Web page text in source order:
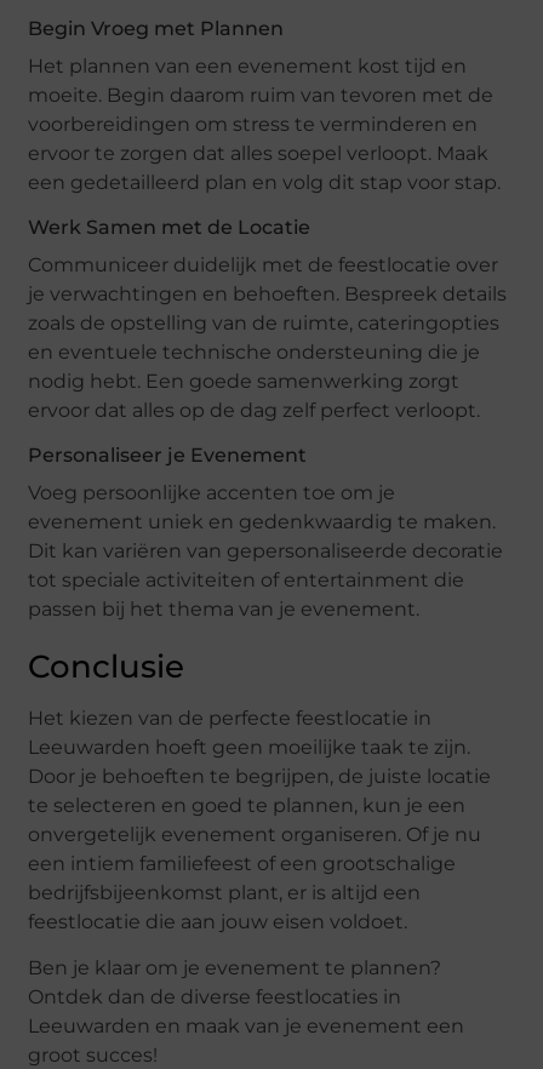
Begin Vroeg met Plannen
Het plannen van een evenement kost tijd en
moeite. Begin daarom ruim van tevoren met de
voorbereidingen om stress te verminderen en
ervoor te zorgen dat alles soepel verloopt. Maak
een gedetailleerd plan en volg dit stap voor stap.
Werk Samen met de Locatie
Communiceer duidelijk met de feestlocatie over
je verwachtingen en behoeften. Bespreek details
zoals de opstelling van de ruimte, cateringopties
en eventuele technische ondersteuning die je
nodig hebt. Een goede samenwerking zorgt
ervoor dat alles op de dag zelf perfect verloopt.
Personaliseer je Evenement
Voeg persoonlijke accenten toe om je
evenement uniek en gedenkwaardig te maken.
Dit kan variëren van gepersonaliseerde decoratie
tot speciale activiteiten of entertainment die
passen bij het thema van je evenement.
Conclusie
Het kiezen van de perfecte feestlocatie in
Leeuwarden hoeft geen moeilijke taak te zijn.
Door je behoeften te begrijpen, de juiste locatie
te selecteren en goed te plannen, kun je een
onvergetelijk evenement organiseren. Of je nu
een intiem familiefeest of een grootschalige
bedrijfsbijeenkomst plant, er is altijd een
feestlocatie die aan jouw eisen voldoet.
Ben je klaar om je evenement te plannen?
Ontdek dan de diverse feestlocaties in
Leeuwarden en maak van je evenement een
groot succes!